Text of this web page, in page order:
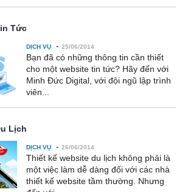
Tức
DỊCH VỤ - 25/06/2014
Bạn đã có những thông tin cần thiết
cho một website tin tức? Hãy đến với
Minh Đức Digital, với đội ngũ lập trình
viên...
Lịch
DỊCH VỤ - 26/06/2014
Thiết kế website du lịch không phải là
một việc làm dễ dàng đối với các nhà
thiết kế website tầm thường. Nhưng